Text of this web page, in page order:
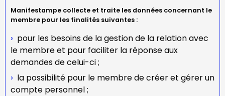
Manifestampe collecte et traite les données concernant le
membre pour les finalités suivantes :
pour les besoins de la gestion de la relation avec
le membre et pour faciliter la réponse aux
demandes de celui-ci ;
la possibilité pour le membre de créer et gérer un
compte personnel ;